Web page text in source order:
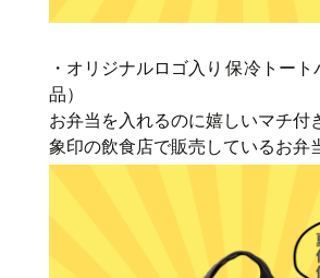
・オリジナルロゴ入り 保冷トー
品）
お弁当を入れるのに嬉しいマチ付
象印の飲食店で販売しているお弁